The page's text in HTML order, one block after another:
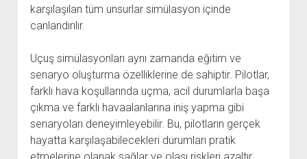
karşılaşılan tüm unsurlar simülasyon içinde
canlandırılır.
Uçuş simülasyonları aynı zamanda eğitim ve
senaryo oluşturma özelliklerine de sahiptir. Pilotlar,
farklı hava koşullarında uçma, acil durumlarla başa
çıkma ve farklı havaalanlarına iniş yapma gibi
senaryoları deneyimleyebilir. Bu, pilotların gerçek
hayatta karşılaşabilecekleri durumları pratik